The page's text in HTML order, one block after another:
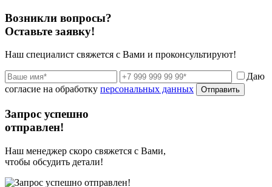
Возникли вопросы?
Оставьте заявку!
Наш специалист свяжется с Вами и проконсультируют!
Даю
согласие на обработку персональных данных Отправить
Запрос успешно
отправлен!
Наш менеджер скоро свяжется с Вами,
чтобы обсудить детали!